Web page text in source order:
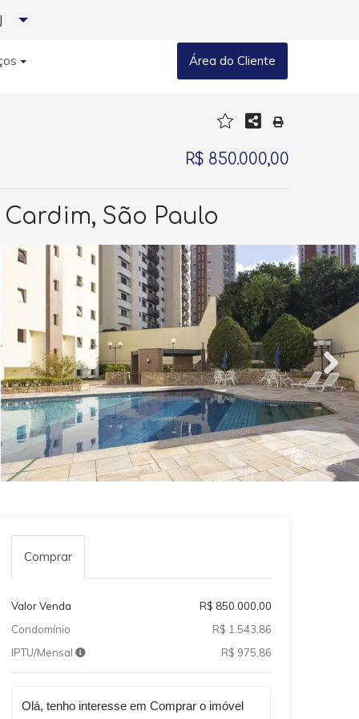
Área do Cliente
R$ 850.000,00
São Paulo
Comprar
Valor Venda
R$ 850.000,00
Condomínio
R$ 1.543,86
IPTU/Mensal
R$ 975,86